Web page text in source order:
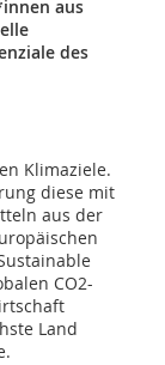
aus
des
Klimaziele.
diese mit
aus der
CO2-
Land